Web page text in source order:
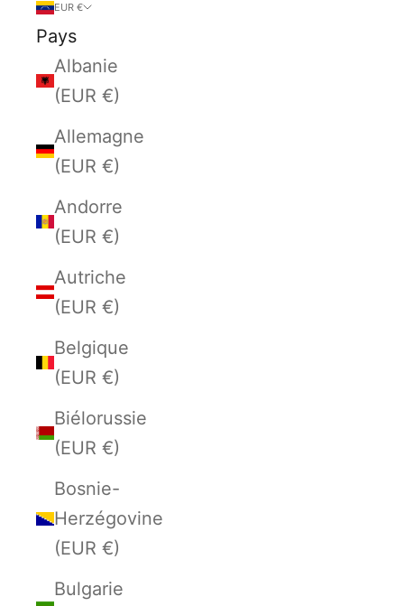
EUR €
Pays
Albanie
(EUR €)
Allemagne
(EUR €)
Andorre
(EUR €)
Autriche
(EUR €)
Belgique
(EUR €)
Biélorussie
(EUR €)
Bosnie-
Herzégovine
(EUR €)
Bulgarie